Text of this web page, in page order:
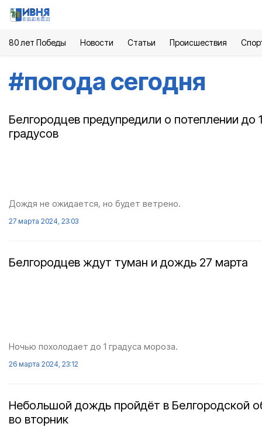
80 лет Победы Новости Статьи Происшествия
#погода сегодня
Белгородцев предупредили о потеплении до
градусов
Дождя не ожидается, но будет ветрено.
27 марта 2024, 23:03
Белгородцев ждут туман и дождь 27 марта
Ночью похолодает до 1 градуса мороза.
26 марта 2024, 23:12
Небольшой дождь пройдёт в Белгородской
во вторник